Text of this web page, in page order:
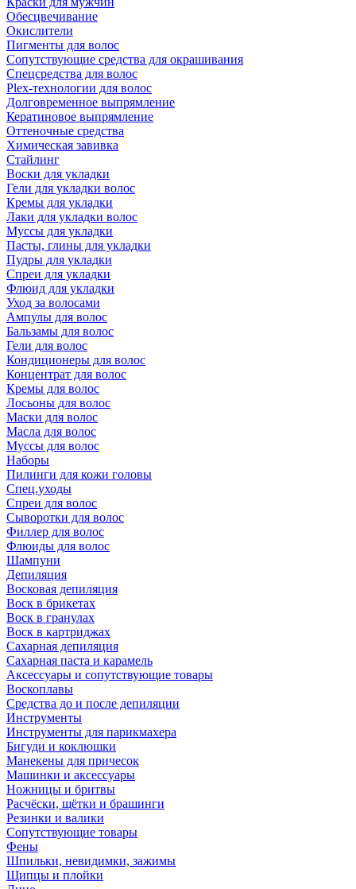
Обесцвечивание
Окислители
Пигменты для волос
Сопутствующие средства для окрашивания
Спецсредства для волос
Plex-технологии для волос
Долговременное выпрямление
Кератиновое выпрямление
Оттеночные средства
Химическая завивка
Стайлинг
Воски для укладки
Гели для укладки волос
Кремы для укладки
Лаки для укладки волос
Муссы для укладки
Пасты, глины для укладки
Пудры для укладки
Спреи для укладки
Флюид для укладки
Уход за волосами
Ампулы для волос
Бальзамы для волос
Гели для волос
Кондиционеры для волос
Концентрат для волос
Кремы для волос
Лосьоны для волос
Маски для волос
Масла для волос
Муссы для волос
Наборы
Пилинги для кожи головы
Спец.уходы
Спреи для волос
Сыворотки для волос
Филлер для волос
Флюиды для волос
Шампуни
Депиляция
Восковая депиляция
Воск в брикетах
Воск в гранулах
Воск в картриджах
Сахарная депиляция
Сахарная паста и карамель
Аксессуары и сопутствующие товары
Воскоплавы
Средства до и после депиляции
Инструменты
Инструменты для парикмахера
Бигуди и коклюшки
Манекены для причесок
Машинки и аксессуары
Ножницы и бритвы
Расчёски, щётки и брашинги
Резинки и валики
Сопутствующие товары
Фены
Шпильки, невидимки, зажимы
Щипцы и плойки